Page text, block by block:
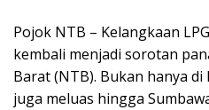
Pojok NTB – Kelangkaan
kembali menjadi sorotan
Barat (NTB). Bukan hanya
juga meluas hingga